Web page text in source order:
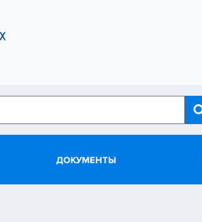
ДОКУМЕНТЫ